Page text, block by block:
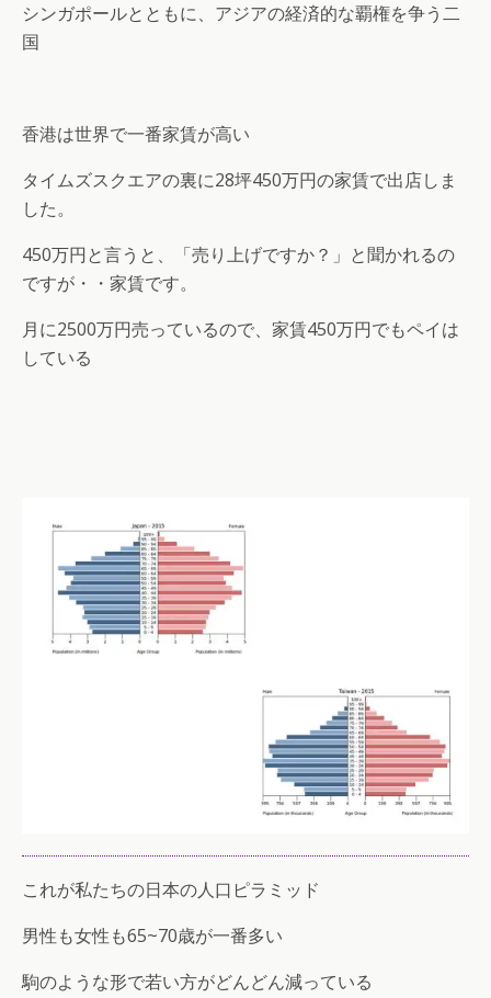
シンガポールとともに、アジアの経済的な覇権を争う二
国
香港は世界で一番家賃が高い
タイムズスクエアの裏に28坪450万円の家賃で出店しま
した。
450万円と言うと、「売り上げですか？」と聞かれるの
ですが・・家賃です。
月に2500万円売っているので、家賃450万円でもペイは
している
これが私たちの日本の人口ピラミッド
男性も女性も65~70歳が一番多い
駒のような形で若い方がどんどん減っている